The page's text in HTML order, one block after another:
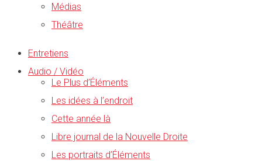
Médias
Théâtre
Entretiens
Audio / Vidéo
Le Plus d’Éléments
Les idées à l’endroit
Cette année là
Libre journal de la Nouvelle Droite
Les portraits d’Éléments